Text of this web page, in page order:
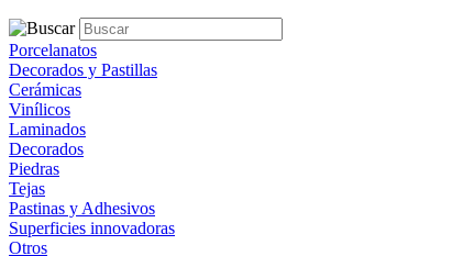
Porcelanatos
Decorados y Pastillas
Cerámicas
Vinílicos
Laminados
Decorados
Piedras
Tejas
Pastinas y Adhesivos
Superficies innovadoras
Otros